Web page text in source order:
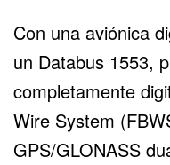
Con una aviónica
un Databus 1553,
completamente
Wire System
GPS/GLONASS